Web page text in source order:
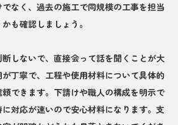
なく、過去の施工で同規模の工事を担当
も確認しましょう。
しないで、直接会って話を聞くことが大
丁寧で、工程や使用材料について具体的
できます。下請けや職人の構成を明示で
対応が速いので安心材料になります。支